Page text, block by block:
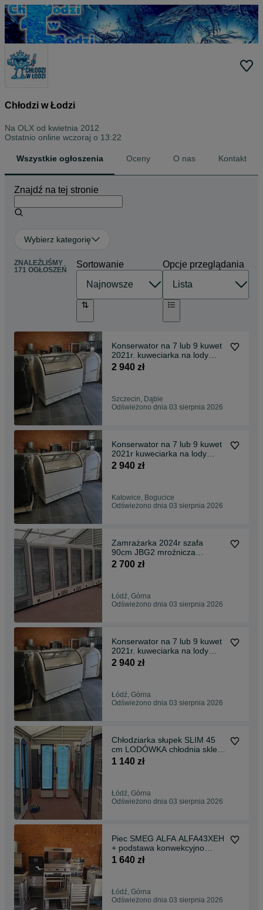
Chłodzi w Łodzi
Na OLX od kwietnia 2012
Ostatnio online wczoraj o 13:22
Wszystkie ogłoszenia Oceny O nas Kontakt
Znajdź na tej stronie
Wybierz kategorię
ZNALEŹLIŚMY
171 OGŁOSZEŃ
Sortowanie Opcje przeglądania
Konserwator na 7 lub 9 kuwet
2021r. kuweciarka na lody
JUKA M400Q M300Q
2 940 zł
Szczecin, Dąbie
Odświeżono dnia 03 sierpnia 2026
Konserwator na 7 lub 9 kuwet
2021r kuweciarka na lody
JUKA M400Q zamrażarka
2 940 zł
Katowice, Bogucice
Odświeżono dnia 03 sierpnia 2026
Zamrażarka 2024r szafa
90cm JBG2 mroźnicza
mroźnia witryna DOSTAWA !
2 700 zł
Łódź, Górna
Odświeżono dnia 03 sierpnia 2026
Konserwator na 7 lub 9 kuwet
2021r. kuweciarka na lody
JUKA M400Q zamrażarka
2 940 zł
Łódź, Górna
Odświeżono dnia 03 sierpnia 2026
Chłodziarka słupek SLIM 45
cm LODÓWKA chłodnia sklep
bar DOSTAWA
1 140 zł
Łódź, Górna
Odświeżono dnia 03 sierpnia 2026
Piec SMEG ALFA ALFA43XEH
+ podstawa konwekcyjno
parowy
1 640 zł
Łódź, Górna
Odświeżono dnia 03 sierpnia 2026